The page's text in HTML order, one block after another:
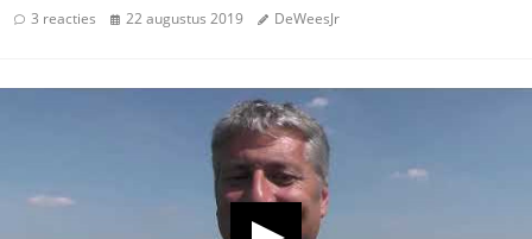
3 reacties 22 augustus 2019 DeWeesJr